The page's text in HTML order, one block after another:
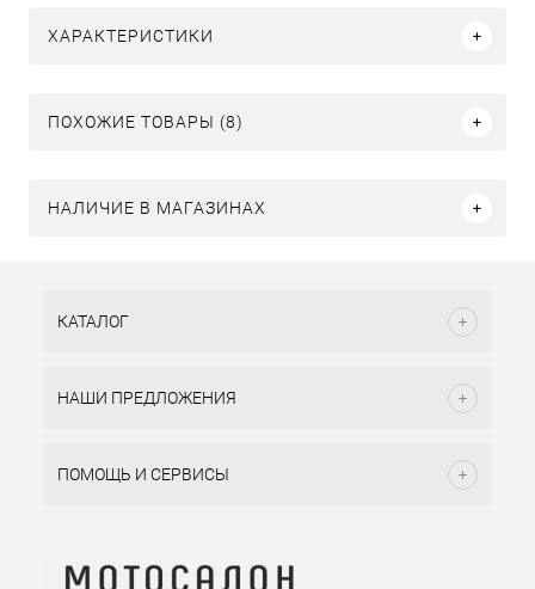
ХАРАКТЕРИСТИКИ
ПОХОЖИЕ ТОВАРЫ (8)
НАЛИЧИЕ В МАГАЗИНАХ
КАТАЛОГ
НАШИ ПРЕДЛОЖЕНИЯ
ПОМОЩЬ И СЕРВИСЫ